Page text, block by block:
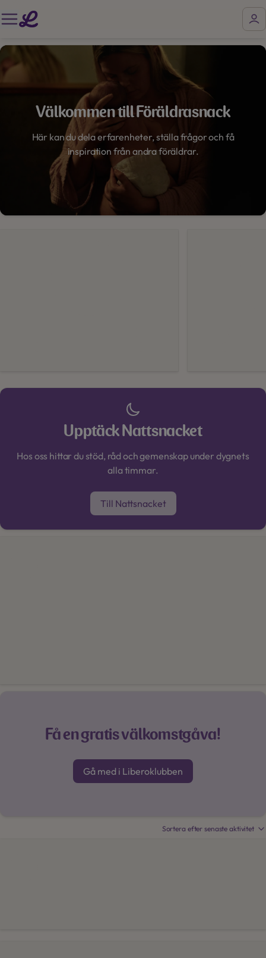
Välkommen till Föräldrasnack
Här kan du dela erfarenheter, ställa frågor och få
inspiration från andra föräldrar.
Upptäck Nattsnacket
Hos oss hittar du stöd, råd och gemenskap under dygnets
alla timmar.
Till Nattsnacket
Få en gratis välkomstgåva!
Gå med i Liberoklubben
Sortera efter senaste aktivitet